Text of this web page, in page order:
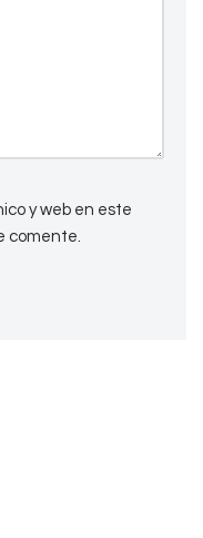
y web en este
comente.